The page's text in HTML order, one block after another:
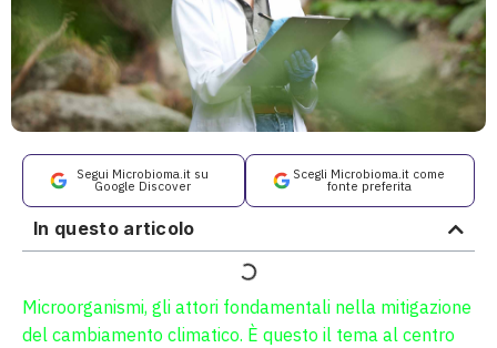
Segui Microbioma.it su
Google Discover
Scegli Microbioma.it come
fonte preferita
In questo articolo
Microorganismi, gli attori fondamentali nella mitigazione
del cambiamento climatico. È questo il tema al centro